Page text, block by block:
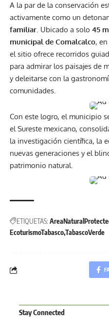
A la par de la conservación
activamente como un
familiar. Ubicado a solo 45
municipal de Comalcalco,
el sitio ofrece recorridos
para admirar los paisajes de
y deleitarse con la
comunidades.
Con este logro, el municipio
el Sureste mexicano,
la investigación científica, la
nuevas generaciones y el
patrimonio natural.
ETIQUETAS:
EcoturismoTabascoTabascoVerde
Stay Connected